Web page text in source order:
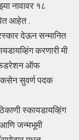
नावावर १८
आहेत .
देऊन सन्मानित
करणारी मी
फेडरेशन ऑफ
सुवर्ण पदक
स्कायडायव्हिंग
जन्मभूमी